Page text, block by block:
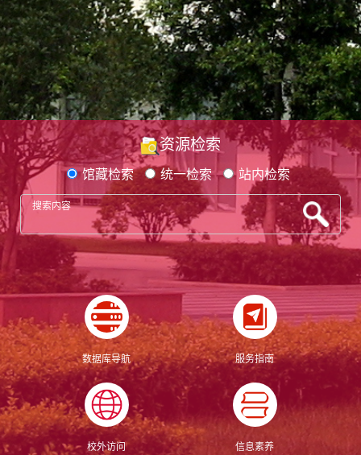
资源检索
馆藏检索 统一检索 站内检索
搜索内容
数据库导航 服务指南
校外访问 信息素养